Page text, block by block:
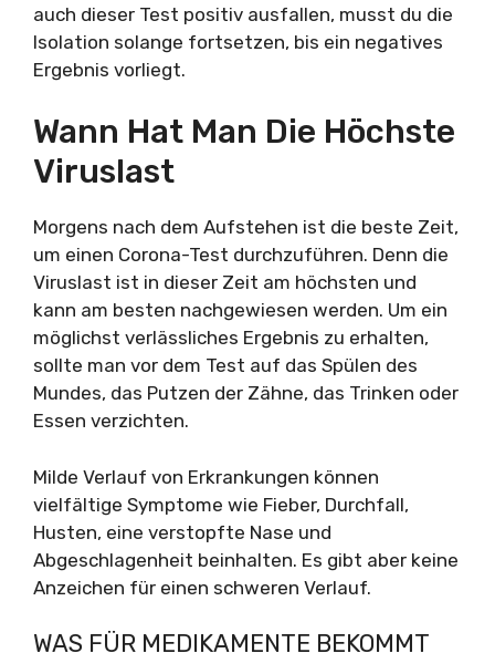
auch dieser Test positiv ausfallen, musst du die
Isolation solange fortsetzen, bis ein negatives
Ergebnis vorliegt.
Wann Hat Man Die Höchste
Viruslast
Morgens nach dem Aufstehen ist die beste Zeit,
um einen Corona-Test durchzuführen. Denn die
Viruslast ist in dieser Zeit am höchsten und
kann am besten nachgewiesen werden. Um ein
möglichst verlässliches Ergebnis zu erhalten,
sollte man vor dem Test auf das Spülen des
Mundes, das Putzen der Zähne, das Trinken oder
Essen verzichten.
Milde Verlauf von Erkrankungen können
vielfältige Symptome wie Fieber, Durchfall,
Husten, eine verstopfte Nase und
Abgeschlagenheit beinhalten. Es gibt aber keine
Anzeichen für einen schweren Verlauf.
WAS FÜR MEDIKAMENTE BEKOMMT